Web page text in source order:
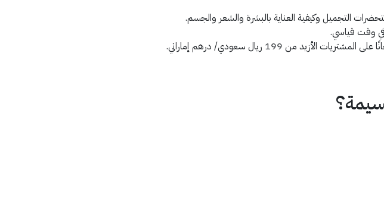
التجميل وكيفية العناية بالبشرة والشعر والجسم.
في وقت قياسي.